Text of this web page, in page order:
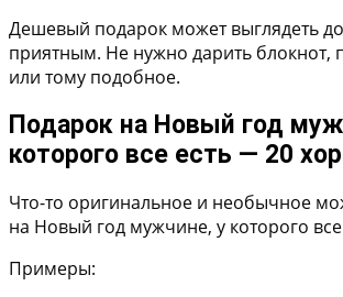
Дешевый подарок может выглядеть
приятным. Не нужно дарить блокнот,
или тому подобное.
Подарок на Новый год
которого все есть — 20
Что-то оригинальное и необычное
на Новый год мужчине, у которого все
Примеры: